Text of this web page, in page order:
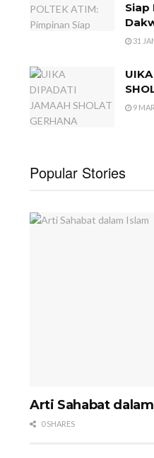
Siap
31
9
Popular Stories
Arti Sahabat
0 SHARES